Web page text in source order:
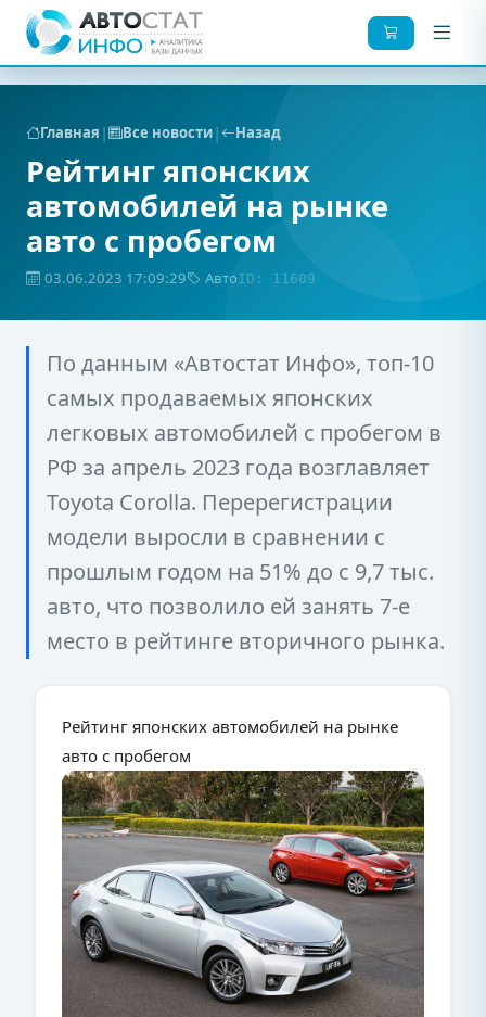
Главная | Все новости| Назад
Рейтинг японских
автомобилей на рынке
авто с пробегом
03.06.2023 17:09:29 АвтоID: 11609
По данным «Автостат Инфо», топ-10
самых продаваемых японских
легковых автомобилей с пробегом в
РФ за апрель 2023 года возглавляет
Toyota Corolla. Перерегистрации
модели выросли в сравнении с
прошлым годом на 51% до с 9,7 тыс.
авто, что позволило ей занять 7-е
место в рейтинге вторичного рынка.
Рейтинг японских автомобилей на рынке
авто с пробегом